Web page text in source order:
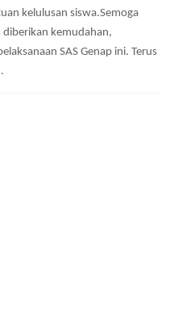
kelulusan siswa.Semoga
diberikan kemudahan,
SAS Genap ini. Terus